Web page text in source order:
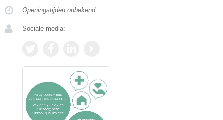
Openingstijden onbekend
Sociale media: